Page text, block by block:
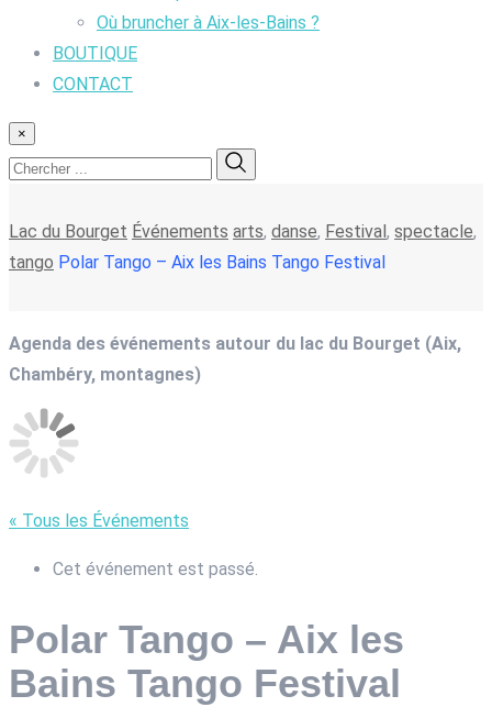
Où bruncher à Aix-les-Bains ?
BOUTIQUE
CONTACT
×
Lac du Bourget Événements arts, danse, Festival, spectacle,
tango Polar Tango – Aix les Bains Tango Festival
Agenda des événements autour du lac du Bourget (Aix,
Chambéry, montagnes)
« Tous les Événements
Cet événement est passé.
Polar Tango – Aix les
Bains Tango Festival